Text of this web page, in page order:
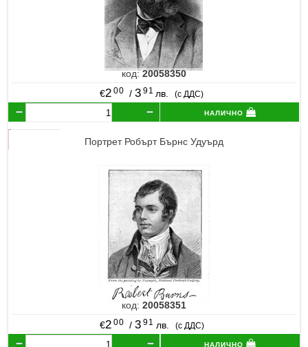
код:20058350
€2 00 / 3 91 лв. (с ДДС)
налично
Портрет Робърт Бърнс Удуърд
код: 20058351
€2 00 /3 91 лв. (с ДДС)
налично